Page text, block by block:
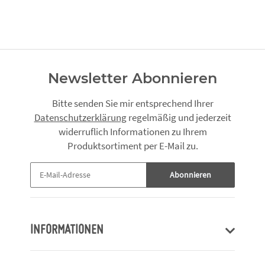
Newsletter Abonnieren
Bitte senden Sie mir entsprechend Ihrer
Datenschutzerklärungregelmäßig und jederzeit
widerruflich Informationen zu Ihrem
Produktsortiment per E-Mail zu.
Abonnieren
INFORMATIONEN